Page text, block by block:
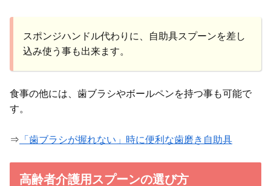
スポンジハンドル代わりに、自助具スプーンを差し
込み使う事も出来ます。
食事の他には、歯ブラシやボールペンを持つ事も可能で
す。
⇒ 「歯ブラシが握れない」時に便利な歯磨き自助具
高齢者介護用スプーンの選び方